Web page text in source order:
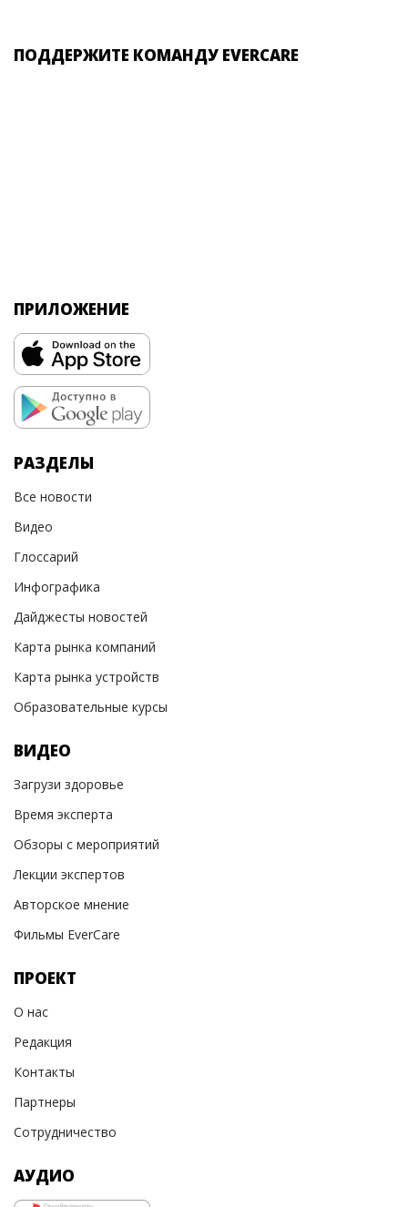
ПОДДЕРЖИТЕ КОМАНДУ EVERCARE
ПРИЛОЖЕНИЕ
РАЗДЕЛЫ
Все новости
Видео
Глоссарий
Инфографика
Дайджесты новостей
Карта рынка компаний
Карта рынка устройств
Образовательные курсы
ВИДЕО
Загрузи здоровье
Время эксперта
Обзоры с мероприятий
Лекции экспертов
Авторское мнение
Фильмы EverCare
ПРОЕКТ
О нас
Редакция
Контакты
Партнеры
Сотрудничество
АУДИО